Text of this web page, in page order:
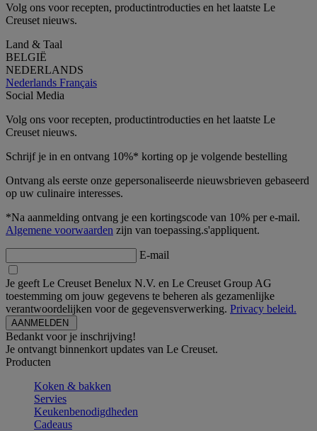
Volg ons voor recepten, productintroducties en het laatste Le
Creuset nieuws.
Land & Taal
BELGIË
NEDERLANDS
Nederlands Français
Social Media
Volg ons voor recepten, productintroducties en het laatste Le
Creuset nieuws.
Schrijf je in en ontvang 10%* korting op je volgende bestelling
Ontvang als eerste onze gepersonaliseerde nieuwsbrieven gebaseerd
op uw culinaire interesses.
*Na aanmelding ontvang je een kortingscode van 10% per e-mail.
Algemene voorwaarden zijn van toepassing.s'appliquent.
E-mail
Je geeft Le Creuset Benelux N.V. en Le Creuset Group AG
toestemming om jouw gegevens te beheren als gezamenlijke
verantwoordelijken voor de gegevensverwerking. Privacy beleid.
Bedankt voor je inschrijving!
Je ontvangt binnenkort updates van Le Creuset.
Producten
Koken & bakken
Servies
Keukenbenodigdheden
Cadeaus